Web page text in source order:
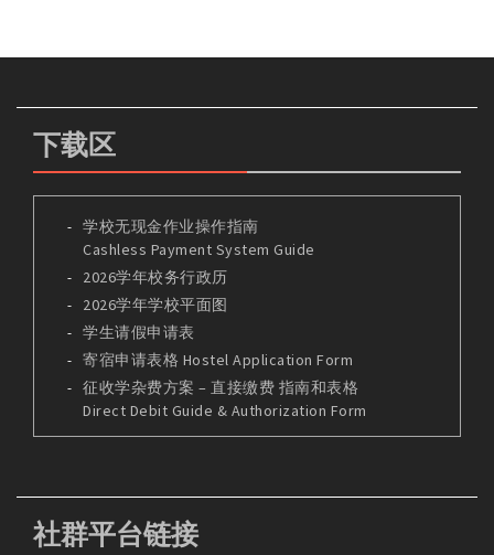
下载区
学校无现金作业操作指南
Cashless Payment System Guide
2026学年校务行政历
2026学年学校平面图
学生请假申请表
寄宿申请表格 Hostel Application Form
征收学杂费方案 – 直接缴费 指南和表格
Direct Debit Guide & Authorization Form
社群平台链接